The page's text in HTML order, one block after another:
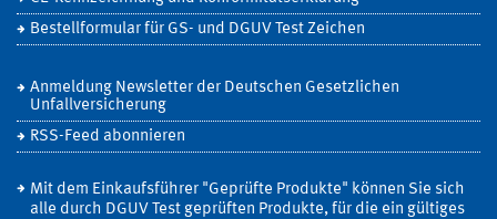
Bestellformular für GS- und DGUV Test Zeichen
Anmeldung Newsletter der Deutschen Gesetzlichen
Unfallversicherung
RSS-Feed abonnieren
Mit dem Einkaufsführer "Geprüfte Produkte" können Sie sich
alle durch DGUV Test geprüften Produkte, für die ein gültiges